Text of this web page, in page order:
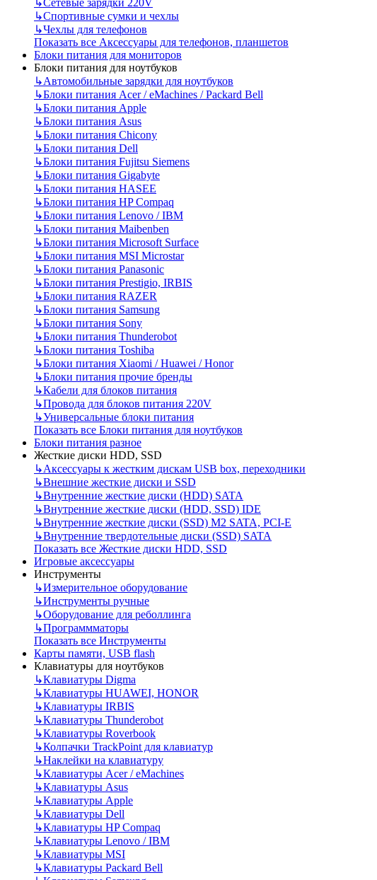
↳Спортивные сумки и чехлы
↳Чехлы для телефонов
Показать все Аксессуары для телефонов, планшетов
Блоки питания для мониторов
Блоки питания для ноутбуков
↳Автомобильные зарядки для ноутбуков
↳Блоки питания Acer / eMachines / Packard Bell
↳Блоки питания Apple
↳Блоки питания Asus
↳Блоки питания Chicony
↳Блоки питания Dell
↳Блоки питания Fujitsu Siemens
↳Блоки питания Gigabyte
↳Блоки питания HASEE
↳Блоки питания HP Compaq
↳Блоки питания Lenovo / IBM
↳Блоки питания Maibenben
↳Блоки питания Microsoft Surface
↳Блоки питания MSI Microstar
↳Блоки питания Panasonic
↳Блоки питания Prestigio, IRBIS
↳Блоки питания RAZER
↳Блоки питания Samsung
↳Блоки питания Sony
↳Блоки питания Thunderobot
↳Блоки питания Toshiba
↳Блоки питания Xiaomi / Huawei / Honor
↳Блоки питания прочие бренды
↳Кабели для блоков питания
↳Провода для блоков питания 220V
↳Универсальные блоки питания
Показать все Блоки питания для ноутбуков
Блоки питания разное
Жесткие диски HDD, SSD
↳Аксессуары к жестким дискам USB box, переходники
↳Внешние жесткие диски и SSD
↳Внутренние жесткие диски (HDD) SATA
↳Внутренние жесткие диски (HDD, SSD) IDE
↳Внутренние жесткие диски (SSD) M2 SATA, PCI-E
↳Внутренние твердотельные диски (SSD) SATA
Показать все Жесткие диски HDD, SSD
Игровые аксессуары
Инструменты
↳Измерительное оборудование
↳Инструменты ручные
↳Оборудование для реболлинга
↳Программматоры
Показать все Инструменты
Карты памяти, USB flash
Клавиатуры для ноутбуков
↳Клавиатуры Digma
↳Клавиатуры HUAWEI, HONOR
↳Клавиатуры IRBIS
↳Клавиатуры Thunderobot
↳Клавиатуры Roverbook
↳Колпачки TrackPoint для клавиатур
↳Наклейки на клавиатуру
↳Клавиатуры Acer / eMachines
↳Клавиатуры Asus
↳Клавиатуры Apple
↳Клавиатуры Dell
↳Клавиатуры HP Compaq
↳Клавиатуры Lenovo / IBM
↳Клавиатуры MSI
↳Клавиатуры Packard Bell